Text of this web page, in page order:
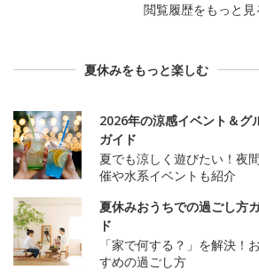
閲覧履歴をもっと見
夏休みをもっと楽しむ
2026年の涼感イベント＆グ
ガイド
夏でも涼しく遊びたい！夜
催や水系イベントも紹介
夏休みおうちでの過ごし方
ド
「家で何する？」を解決！
すめの過ごし方